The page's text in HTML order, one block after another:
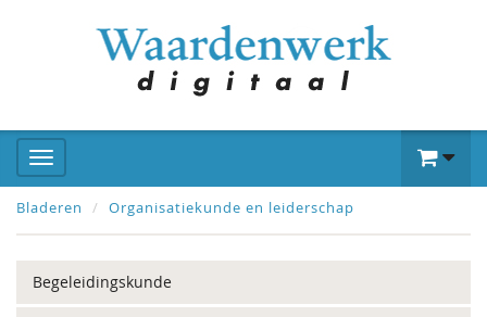
Bladeren Organisatiekunde en leiderschap
Begeleidingskunde